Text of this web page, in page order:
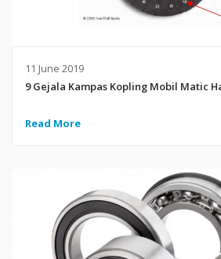
11 June 2019
9 Gejala Kampas Kopling Mobil Matic
Read More